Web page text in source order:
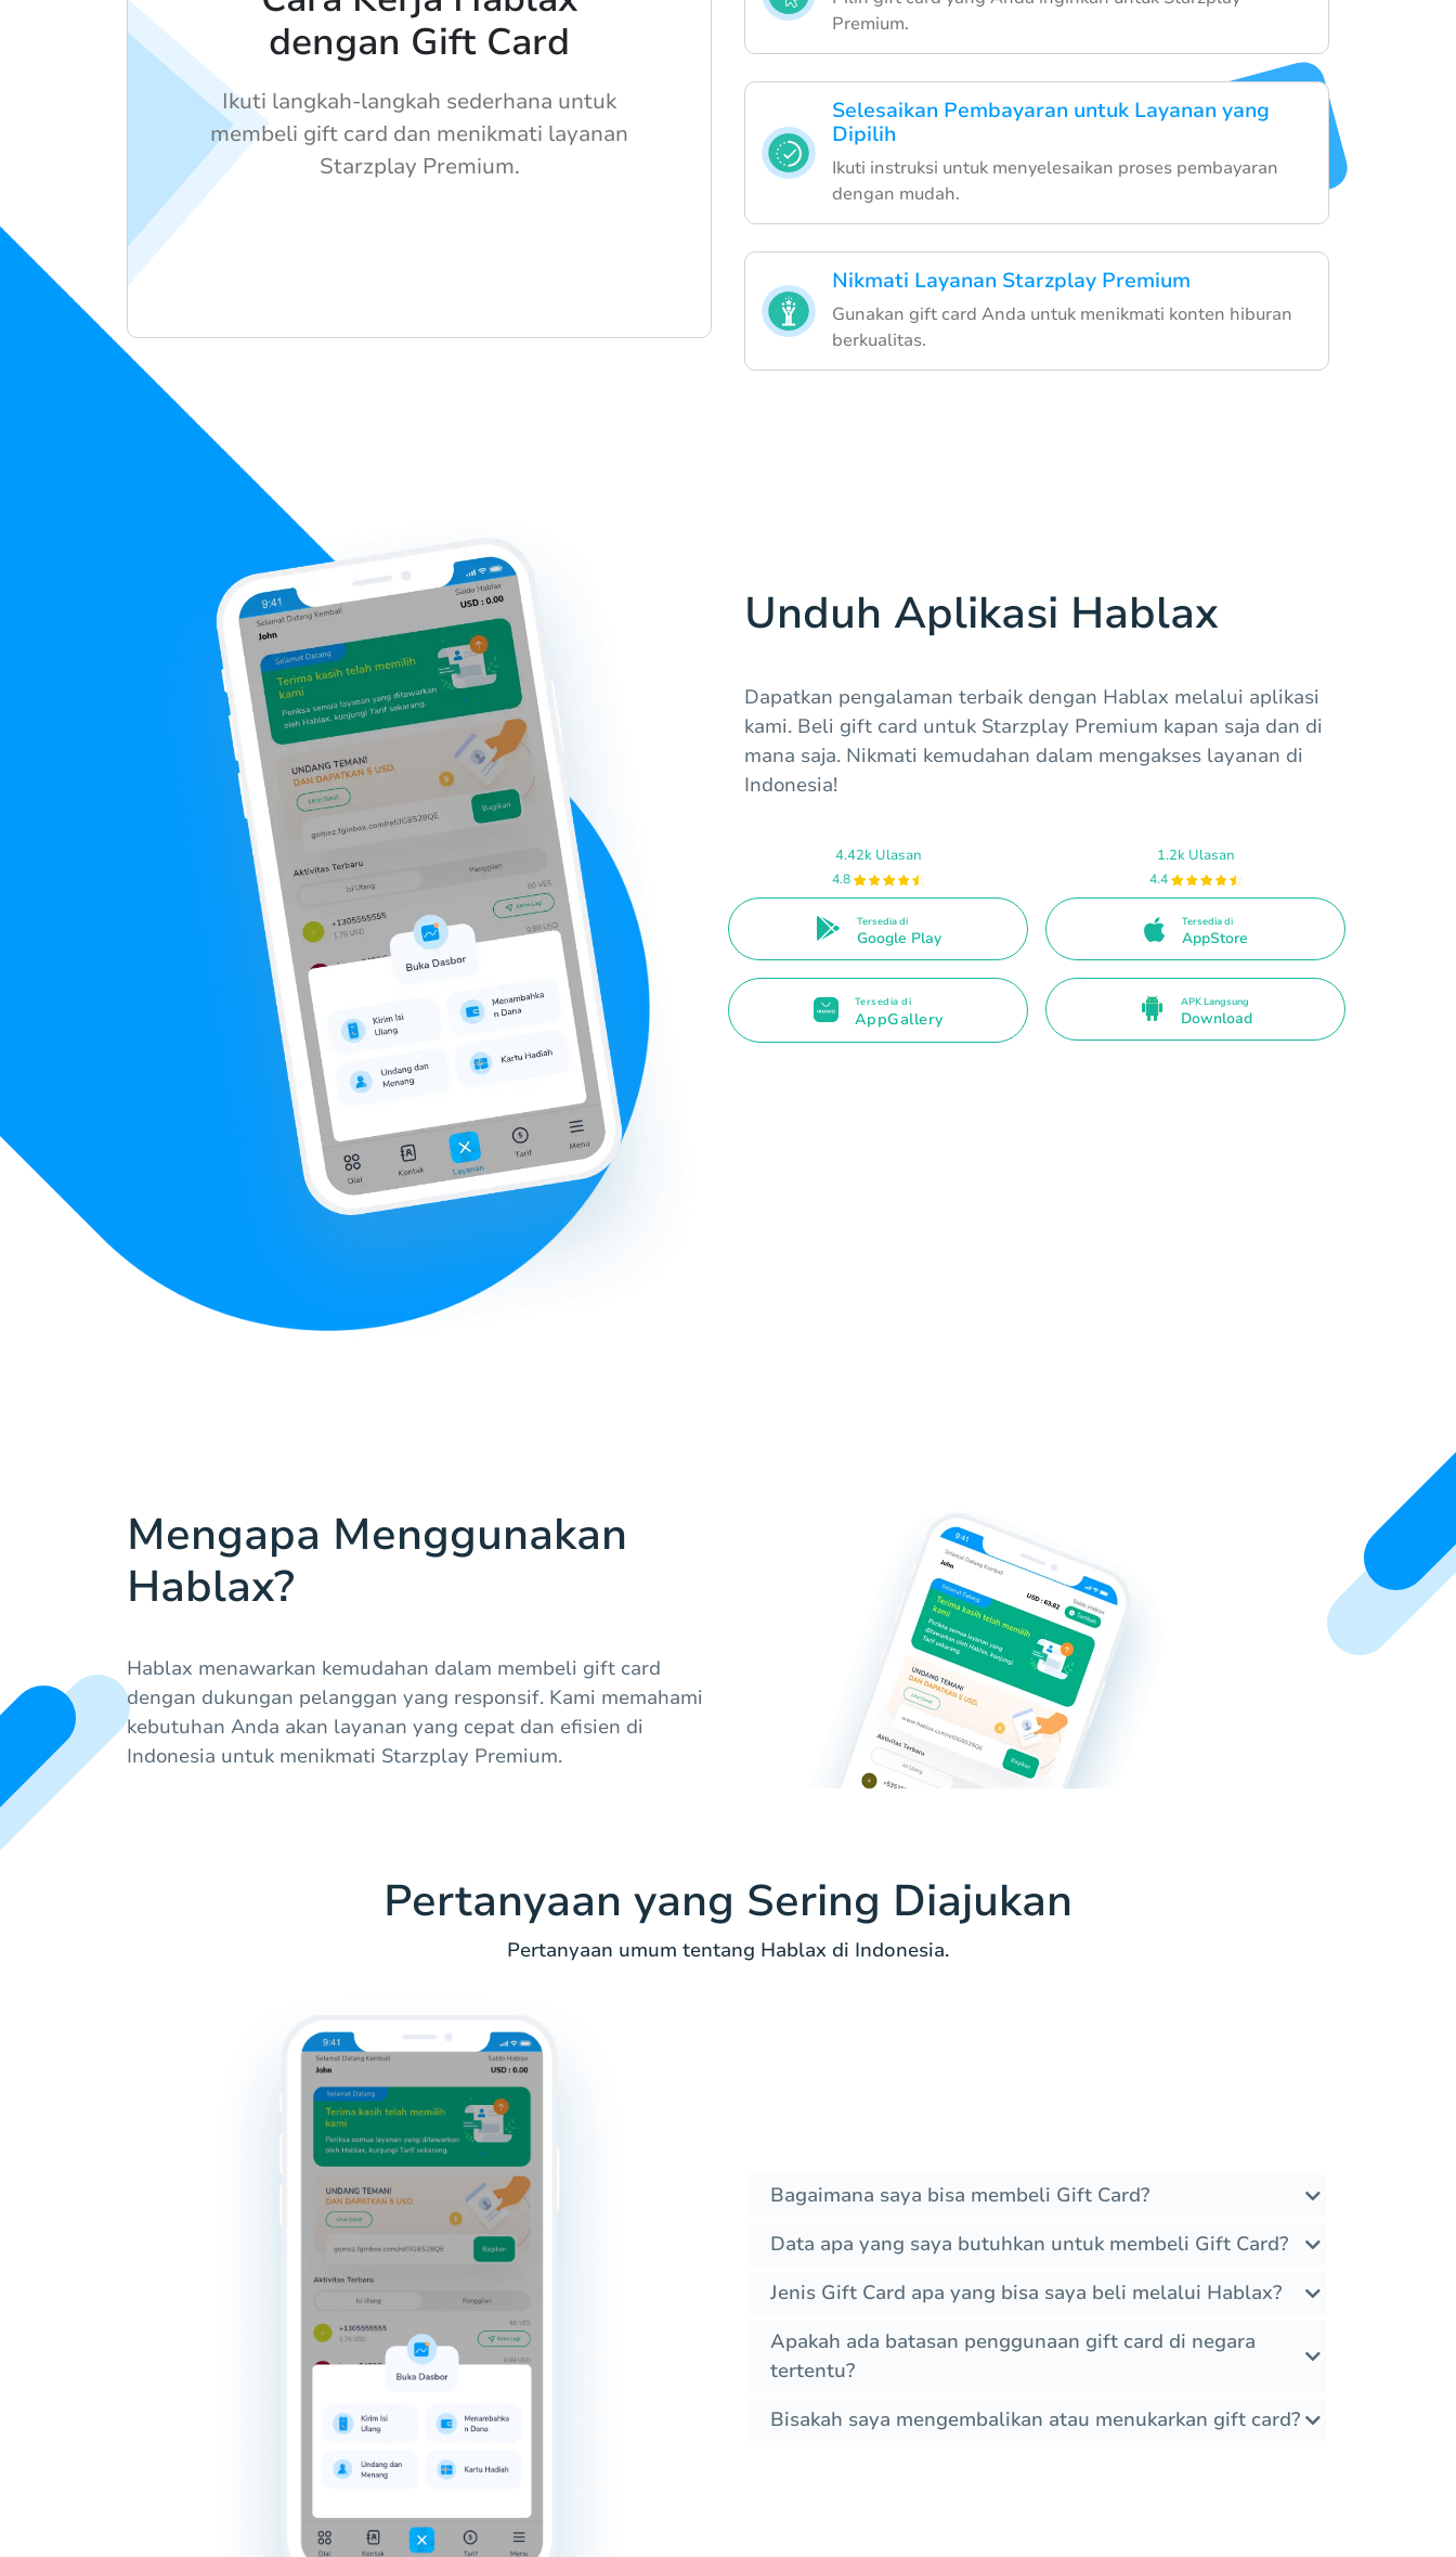
Premium.
Selesaikan Pembayaran untuk Layanan yang
Dipilih
Ikuti instruksi untuk menyelesaikan proses pembayaran
dengan mudah.
Nikmati Layanan Starzplay Premium
Gunakan gift card Anda untuk menikmati konten hiburan
berkualitas.
dengan Gift Card
Ikuti langkah-langkah sederhana untuk
membeli gift card dan menikmati layanan
Starzplay Premium.
Unduh Aplikasi Hablax
Dapatkan pengalaman terbaik dengan Hablax melalui aplikasi
kami. Beli gift card untuk Starzplay Premium kapan saja dan di
mana saja. Nikmati kemudahan dalam mengakses layanan di
Indonesia!
4.42k Ulasan
4.8
Tersedia di
Google Play
1.2k Ulasan
4.4
Tersedia di
AppStore
Tersedia di
AppGallery
APK Langsung
Download
Mengapa Menggunakan
Hablax?
Hablax menawarkan kemudahan dalam membeli gift card
dengan dukungan pelanggan yang responsif. Kami memahami
kebutuhan Anda akan layanan yang cepat dan efisien di
Indonesia untuk menikmati Starzplay Premium.
Pertanyaan yang Sering Diajukan
Pertanyaan umum tentang Hablax di Indonesia.
Bagaimana saya bisa membeli Gift Card?
Data apa yang saya butuhkan untuk membeli Gift Card?
Jenis Gift Card apa yang bisa saya beli melalui Hablax?
Apakah ada batasan penggunaan gift card di negara
tertentu?
Bisakah saya mengembalikan atau menukarkan gift card?